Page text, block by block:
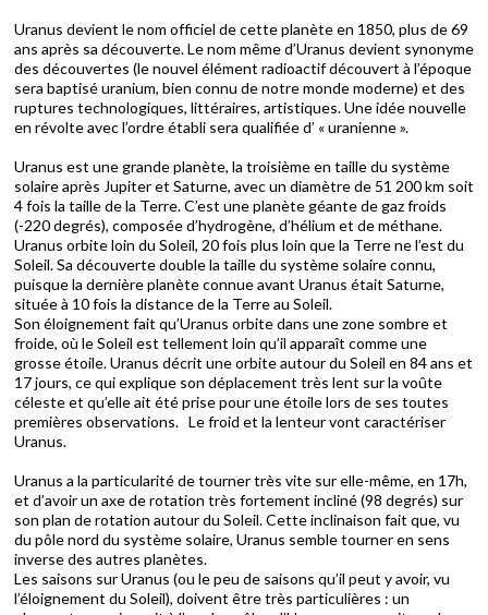
Uranus devient le nom officiel de cette planète en 1850, plus de 69
ans après sa découverte. Le nom même d’Uranus devient synonyme
des découvertes (le nouvel élément radioactif découvert à l’époque
sera baptisé uranium, bien connu de notre monde moderne) et des
ruptures technologiques, littéraires, artistiques. Une idée nouvelle
en révolte avec l’ordre établi sera qualifiée d’ « uranienne ».
Uranus est une grande planète, la troisième en taille du système
solaire après Jupiter et Saturne, avec un diamètre de 51 200 km soit
4 fois la taille de la Terre. C’est une planète géante de gaz froids
(-220 degrés), composée d’hydrogène, d’hélium et de méthane.
Uranus orbite loin du Soleil, 20 fois plus loin que la Terre ne l’est du
Soleil. Sa découverte double la taille du système solaire connu,
puisque la dernière planète connue avant Uranus était Saturne,
située à 10 fois la distance de la Terre au Soleil.
Son éloignement fait qu’Uranus orbite dans une zone sombre et
froide, où le Soleil est tellement loin qu’il apparaît comme une
grosse étoile. Uranus décrit une orbite autour du Soleil en 84 ans et
17 jours, ce qui explique son déplacement très lent sur la voûte
céleste et qu’elle ait été prise pour une étoile lors de ses toutes
premières observations. Le froid et la lenteur vont caractériser
Uranus.
Uranus a la particularité de tourner très vite sur elle-même, en 17h,
et d’avoir un axe de rotation très fortement incliné (98 degrés) sur
son plan de rotation autour du Soleil. Cette inclinaison fait que, vu
du pôle nord du système solaire, Uranus semble tourner en sens
inverse des autres planètes.
Les saisons sur Uranus (ou le peu de saisons qu’il peut y avoir, vu
l’éloignement du Soleil), doivent être très particulières : un